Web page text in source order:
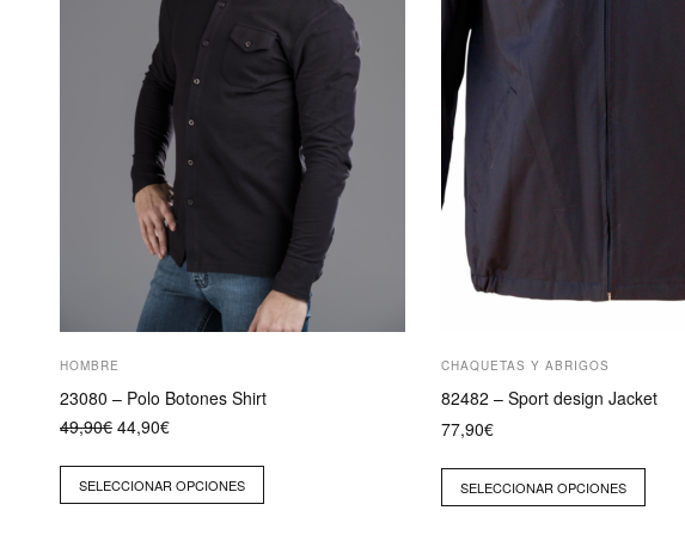
HOMBRE
23080 – Polo Botones Shirt
49,90€ El
precio
era:
49,90€.
44,90€El
es:
44,90€.
SELECCIONAR OPCIONES
producto
CHAQUETAS Y ABRIGOS
82482 – Sport design Jacket
77,90€
SELECCIONAR OPCIONES
pueden
elegir
la
página
de
producto